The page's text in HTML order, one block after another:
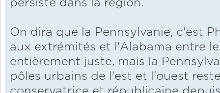
persiste dans la région.
On dira que la Pennsylvanie, c'est
aux extrémités et l'Alabama entre
entièrement juste, mais la
pôles urbains de l'est et l'ouest